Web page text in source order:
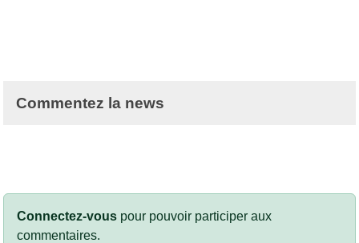
Commentez la news
Connectez-vous pour pouvoir participer aux
commentaires.